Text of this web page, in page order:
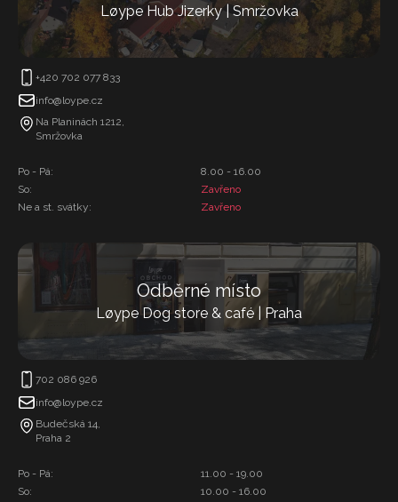
Løype Hub Jizerky | Smržovka
+420 702 077 833
info@loype.cz
Na Planinách 1212,
Smržovka
Po - Pá:
So:
Ne a st. svátky:
8.00 - 16.00
Zavřeno
Zavřeno
Odběrné místo
Løype Dog store & café | Praha
702 086 926
info@loype.cz
Budečská 14,
Praha 2
Po - Pá:
So:
11.00 - 19.00
10.00 - 16.00